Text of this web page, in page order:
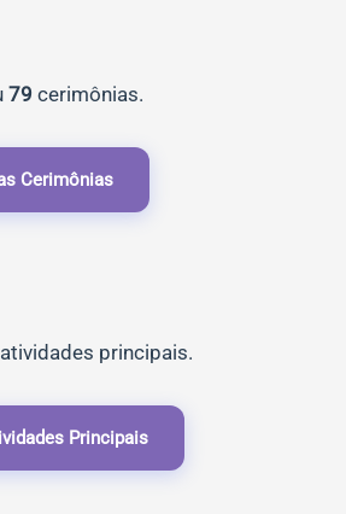
79 cerimônias.
Cerimônias
atividades principais.
Principais